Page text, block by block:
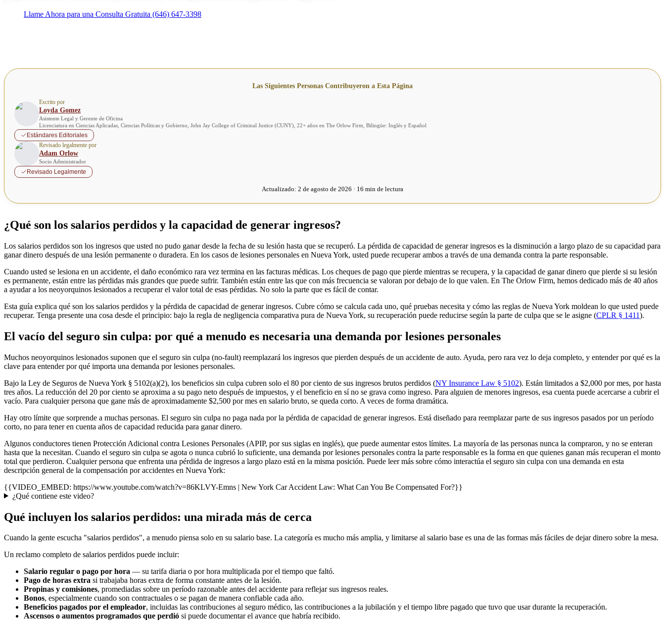
Llame Ahora para una Consulta Gratuita (646) 647-3398
Las Siguientes Personas Contribuyeron a Esta Página
Escrito por
Loyda Gomez
Asistente Legal y Gerente de Oficina
Licenciatura en Ciencias Aplicadas, Ciencias Políticas y Gobierno, John Jay College of Criminal Justice (CUNY), 22+ años en The Orlow Firm, Bilingüe: Inglés y Español
Estándares Editoriales
Revisado legalmente por
Adam Orlow
Socio Administrador
Revisado Legalmente
Actualizado: 2 de agosto de 2026 · 16 min de lectura
¿Qué son los salarios perdidos y la capacidad de generar ingresos?
Los salarios perdidos son los ingresos que usted no pudo ganar desde la fecha de su lesión hasta que se recuperó. La pérdida de capacidad de generar ingresos es la disminución a largo plazo de su capacidad para
ganar dinero después de una lesión permanente o duradera. En los casos de lesiones personales en Nueva York, usted puede recuperar ambos a través de una demanda contra la parte responsable.
Cuando usted se lesiona en un accidente, el daño económico rara vez termina en las facturas médicas. Los cheques de pago que pierde mientras se recupera, y la capacidad de ganar dinero que pierde si su lesión
es permanente, están entre las pérdidas más grandes que puede sufrir. También están entre las que con más frecuencia se valoran por debajo de lo que valen. En The Orlow Firm, hemos dedicado más de 40 años
a ayudar a los neoyorquinos lesionados a recuperar el valor total de esas pérdidas. No solo la parte que es fácil de contar.
Esta guía explica qué son los salarios perdidos y la pérdida de capacidad de generar ingresos. Cubre cómo se calcula cada uno, qué pruebas necesita y cómo las reglas de Nueva York moldean lo que usted puede
recuperar. Tenga presente una cosa desde el principio: bajo la regla de negligencia comparativa pura de Nueva York, su recuperación puede reducirse según la parte de culpa que se le asigne (CPLR § 1411).
El vacío del seguro sin culpa: por qué a menudo es necesaria una demanda por lesiones personales
Muchos neoyorquinos lesionados suponen que el seguro sin culpa (no-fault) reemplazará los ingresos que pierden después de un accidente de auto. Ayuda, pero rara vez lo deja completo, y entender por qué es la
clave para entender por qué importa una demanda por lesiones personales.
Bajo la Ley de Seguros de Nueva York § 5102(a)(2), los beneficios sin culpa cubren solo el 80 por ciento de sus ingresos brutos perdidos (NY Insurance Law § 5102). Están limitados a $2,000 por mes, por hasta
tres años. La reducción del 20 por ciento se aproxima a su pago neto después de impuestos, y el beneficio en sí no se grava como ingreso. Para alguien de menores ingresos, esa cuenta puede acercarse a cubrir el
vacío. Para cualquier persona que gane más de aproximadamente $2,500 por mes en salario bruto, se queda corto. A veces de forma dramática.
Hay otro límite que sorprende a muchas personas. El seguro sin culpa no paga nada por la pérdida de capacidad de generar ingresos. Está diseñado para reemplazar parte de sus ingresos pasados por un período
corto, no para tener en cuenta años de capacidad reducida para ganar dinero.
Algunos conductores tienen Protección Adicional contra Lesiones Personales (APIP, por sus siglas en inglés), que puede aumentar estos límites. La mayoría de las personas nunca la compraron, y no se enteran
hasta que la necesitan. Cuando el seguro sin culpa se agota o nunca cubrió lo suficiente, una demanda por lesiones personales contra la parte responsable es la forma en que quienes ganan más recuperan el monto
total que perdieron. Cualquier persona que enfrenta una pérdida de ingresos a largo plazo está en la misma posición. Puede leer más sobre cómo interactúa el seguro sin culpa con una demanda en esta
descripción general de la compensación por accidentes en Nueva York:
{{VIDEO_EMBED: https://www.youtube.com/watch?v=86KLVY-Emns | New York Car Accident Law: What Can You Be Compensated For?}}
¿Qué contiene este video?
Qué incluyen los salarios perdidos: una mirada más de cerca
Cuando la gente escucha "salarios perdidos", a menudo piensa solo en su salario base. La categoría es mucho más amplia, y limitarse al salario base es una de las formas más fáciles de dejar dinero sobre la mesa.
Un reclamo completo de salarios perdidos puede incluir:
Salario regular o pago por hora — su tarifa diaria o por hora multiplicada por el tiempo que faltó.
Pago de horas extra si trabajaba horas extra de forma constante antes de la lesión.
Propinas y comisiones, promediadas sobre un período razonable antes del accidente para reflejar sus ingresos reales.
Bonos, especialmente cuando son contractuales o se pagan de manera confiable cada año.
Beneficios pagados por el empleador, incluidas las contribuciones al seguro médico, las contribuciones a la jubilación y el tiempo libre pagado que tuvo que usar durante la recuperación.
Ascensos o aumentos programados que perdió si puede documentar el avance que habría recibido.